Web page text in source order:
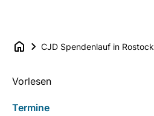
CJD Spendenlauf in Rostock
Vorlesen
Termine